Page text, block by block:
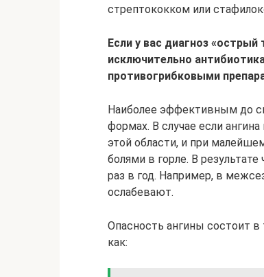
стрептококком или
Если у вас диагноз
исключительно
противогрибковыми
Наиболее эффективным до
формах. В случае если
этой области, и при
болями в горле. В
раз в год. Например, в
ослабевают.
Опасность ангины состоит в
как: